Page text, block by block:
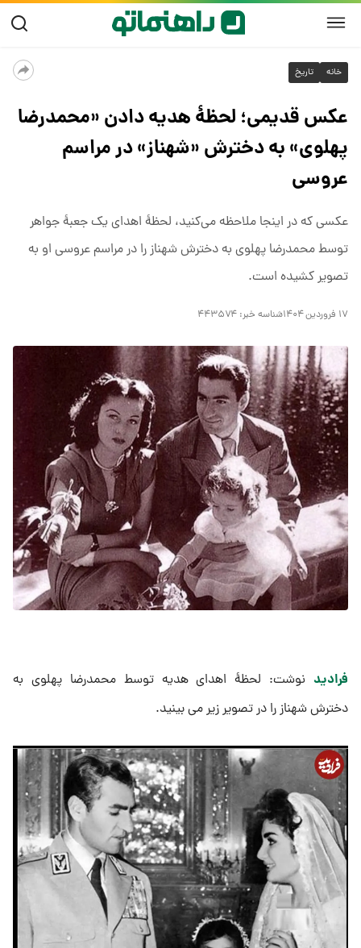
خانه تاریخ
عکس قدیمی؛ لحظۀ هدیه دادن «محمدرضا
پهلوی» به دخترش «شهناز» در مراسم
عروسی
عکسی که در اینجا ملاحظه می‌کنید، لحظۀ اهدای یک جعبۀ جواهر
توسط محمدرضا پهلوی به دخترش شهناز را در مراسم عروسی او به
تصویر کشیده است.
۱۷ فروردین ۱۴۰۴ شناسه خبر: ۴۴۳۵۷۴
فرادید نوشت: لحظۀ اهدای هدیه توسط محمدرضا پهلوی به
دخترش شهناز را در تصویر زیر می بینید.